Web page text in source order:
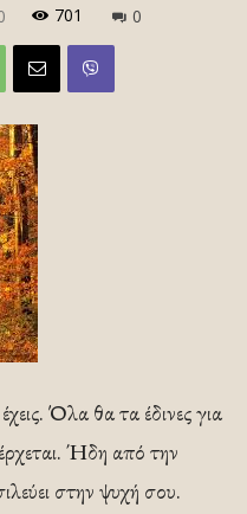
701 0
Όλα θα τα έδινες για
Ήδη από την
στην ψυχή σου.